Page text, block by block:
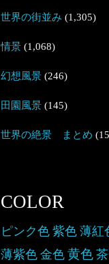
世界の街並み (1,305)
情景 (1,068)
幻想風景 (246)
田園風景 (145)
世界の絶景 まとめ
COLOR
ピンク色 紫色 薄紅
薄紫色 金色 黄色